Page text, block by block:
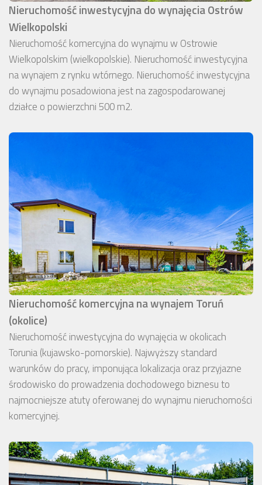
Nieruchomość inwestycyjna do wynajęcia Ostrów
Wielkopolski
Nieruchomość komercyjna do wynajmu w Ostrowie
Wielkopolskim (wielkopolskie). Nieruchomość inwestycyjna
na wynajem z rynku wtórnego. Nieruchomość inwestycyjna
do wynajmu posadowiona jest na zagospodarowanej
działce o powierzchni 500 m2.
Nieruchomość komercyjna na wynajem Toruń
(okolice)
Nieruchomość inwestycyjna do wynajęcia w okolicach
Torunia (kujawsko-pomorskie). Najwyższy standard
warunków do pracy, imponująca lokalizacja oraz przyjazne
środowisko do prowadzenia dochodowego biznesu to
najmocniejsze atuty oferowanej do wynajmu nieruchomości
komercyjnej.